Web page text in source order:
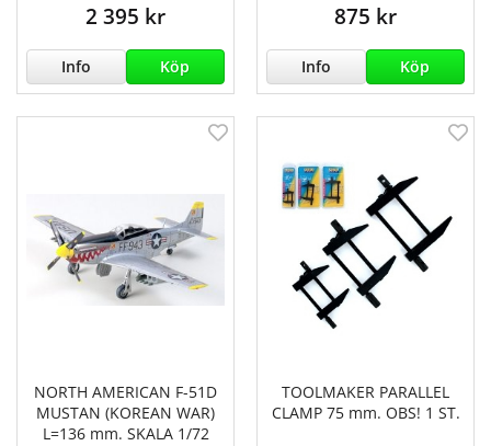
2 395 kr
Info Köp
875 kr
Info Köp
NORTH AMERICAN F-51D
MUSTAN (KOREAN WAR)
L=136 mm. SKALA 1/72
TOOLMAKER PARALLEL
CLAMP 75 mm. OBS! 1 ST.